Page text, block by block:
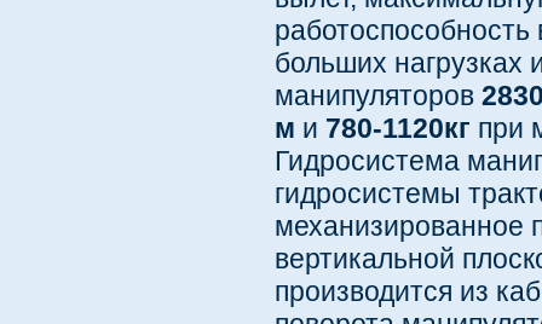
больших нагрузках
манипуляторов
м и 780-1120кг при
Гидросистема
гидросистемы
механизированное
вертикальной
производится из